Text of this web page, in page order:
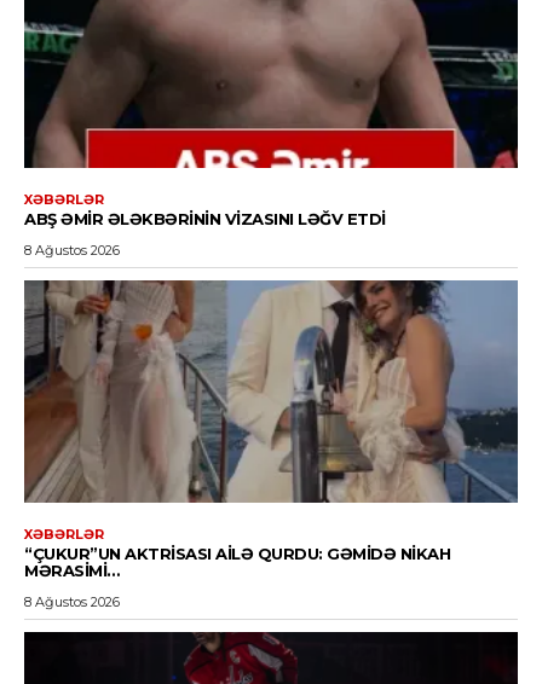
XƏBƏRLƏR
ABŞ ƏMIR ƏLƏKBƏRININ VIZASINI LƏĞV ETDI
8 Ağustos 2026
XƏBƏRLƏR
“ÇUKUR”UN AKTRISASI AILƏ QURDU: GƏMIDƏ NIKAH
MƏRASIMI…
8 Ağustos 2026